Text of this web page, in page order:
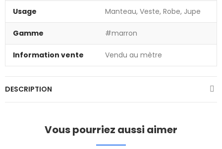
Usage Manteau, Veste, Robe, Jupe
Gamme #marron
Information vente Vendu au mètre
DESCRIPTION
Vous pourriez aussi aimer